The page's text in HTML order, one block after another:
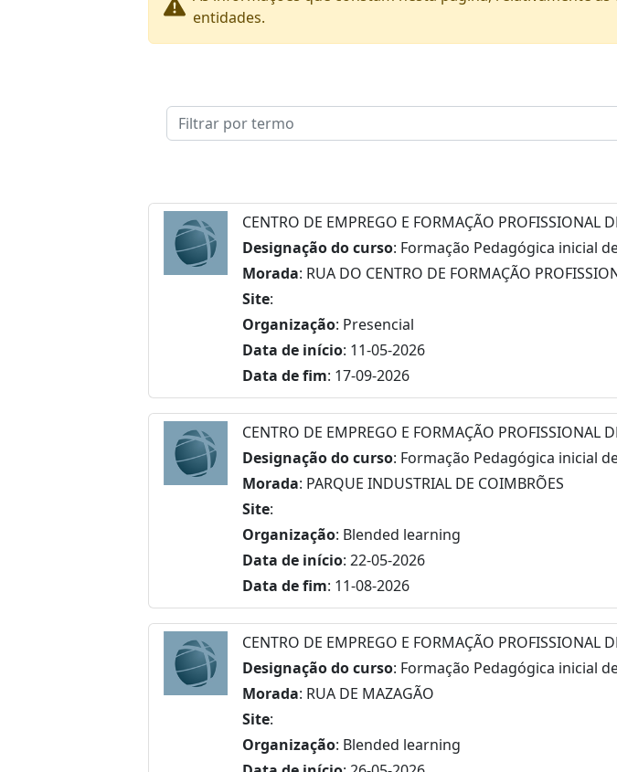
entidades.
CENTRO DE EMPREGO E FORMAÇÃO PROFISSIONAL
Designação do curso: Formação Pedagógica inicial
Morada: RUA DO CENTRO DE FORMAÇÃO
Site:
Organização: Presencial
Data de início: 11-05-2026
Data de fim: 17-09-2026
CENTRO DE EMPREGO E FORMAÇÃO PROFISSIONAL
Designação do curso: Formação Pedagógica inicial
Morada: PARQUE INDUSTRIAL DE COIMBRÕES
Site:
Organização: Blended learning
Data de início: 22-05-2026
Data de fim: 11-08-2026
CENTRO DE EMPREGO E FORMAÇÃO PROFISSIONAL
Designação do curso: Formação Pedagógica inicial
Morada: RUA DE MAZAGÃO
Site:
Organização: Blended learning